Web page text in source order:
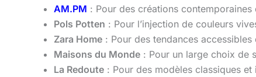
AM.PM : Pour des créations contemporaines
Pols Potten : Pour l’injection de couleurs
Zara Home : Pour des tendances accessibles
Maisons du Monde : Pour un large choix de
La Redoute : Pour des modèles classiques et